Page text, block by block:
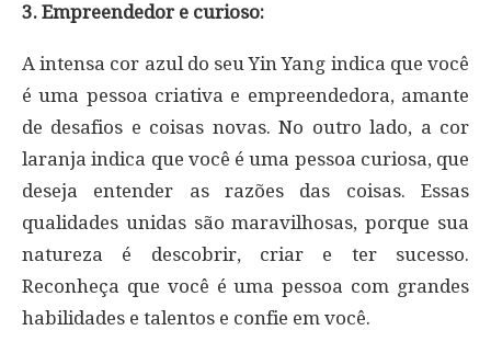
3. Empreendedor e curioso:
A intensa cor azul do seu Yin Yang indica que você
é uma pessoa criativa e empreendedora, amante
de desafios e coisas novas. No outro lado, a cor
laranja indica que você é uma pessoa curiosa, que
deseja entender as razões das coisas. Essas
qualidades unidas são maravilhosas, porque sua
natureza é descobrir, criar e ter sucesso.
Reconheça que você é uma pessoa com grandes
habilidades e talentos e confie em você.